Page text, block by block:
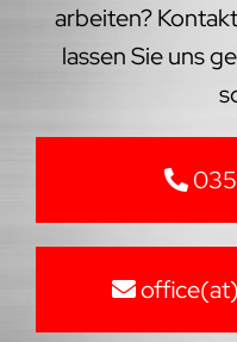
arbeiten?
lassen Sie uns